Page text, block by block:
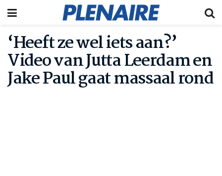
‘Heeft ze wel iets aan?’
Video van Jutta Leerdam en
Jake Paul gaat massaal rond